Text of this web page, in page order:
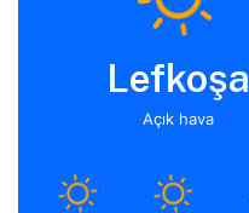
Lefkoşa
Açık hava